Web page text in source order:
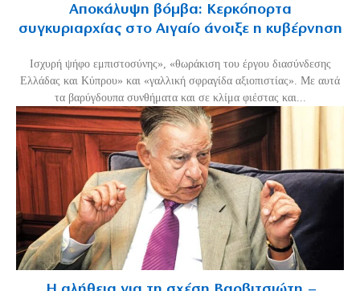
Αποκάλυψη βόμβα: Κερκόπορτα
συγκυριαρχίας στο Αιγαίο άνοιξε η κυβέρνηση
Ισχυρή ψήφο εμπιστοσύνης», «θωράκιση του έργου διασύνδεσης
Ελλάδας και Κύπρου» και «γαλλική σφραγίδα αξιοπιστίας». Με αυτά
τα βαρύγδουπα συνθήματα και σε κλίμα φιέστας και...